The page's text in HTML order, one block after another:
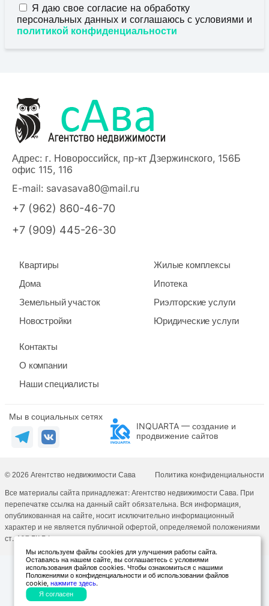
Я даю свое согласие на обработку
персональных данных и соглашаюсь с условиями и
политикой конфиденциальности
Адрес: г. Новороссийск, пр-кт Дзержинского, 156Б
офис 115, 116
E-mail: savasava80@mail.ru
+7 (962) 860-46-70
+7 (909) 445-26-30
Квартиры
Дома
Земельный участок
Новостройки
Жилые комплексы
Ипотека
Риэлторские услуги
Юридические услуги
Контакты
О компании
Наши специалисты
Мы в социальных сетях
INQUARTA — создание и
продвижение сайтов
© 2026 Агентство недвижимости Сава Политика конфиденциальности
Все материалы сайта принадлежат: Агентство недвижимости Сава. При
перепечатке ссылка на данный сайт обязательна. Вся информация,
опубликованная на сайте, носит исключительно информационный
характер и не является публичной офертой, определяемой положениями
ст. 437 ГК РФ.
Мы используем файлы cookies для улучшения работы сайта.
Оставаясь на нашем сайте, вы соглашаетесь с условиями
использования файлов cookies. Чтобы ознакомиться с нашими
Положениями о конфиденциальности и об использовании файлов
cookie, нажмите здесь.
Я согласен